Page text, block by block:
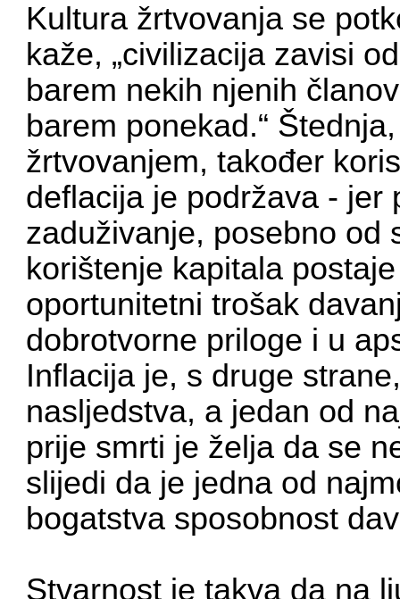
Kultura žrtvovanja se
kaže, „civilizacija zavisi
barem nekih njenih
barem ponekad.“
žrtvovanjem, također
deflacija je podržava - jer
zaduživanje, posebno od
korištenje kapitala
oportunitetni trošak
dobrotvorne priloge i u
Inflacija je, s druge
nasljedstva, a jedan od
prije smrti je želja da se
slijedi da je jedna od
bogatstva sposobnost
Stvarnost je takva da na